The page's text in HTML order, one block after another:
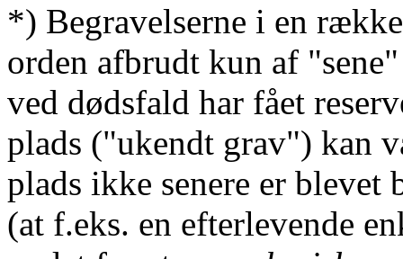
*) Begravelserne i en
orden afbrudt kun af
ved dødsfald har fået
plads ("ukendt grav") kan
plads ikke senere er
(at f.eks. en efterlevende